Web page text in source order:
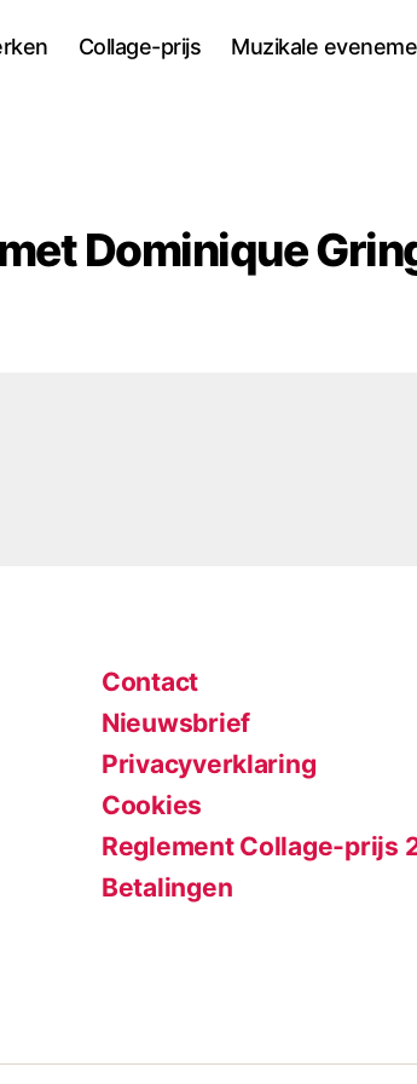
Collage-prijs Muzikale
Dominique
Contact
Nieuwsbrief
Privacyverklaring
Cookies
Reglement Collage-prijs
Betalingen